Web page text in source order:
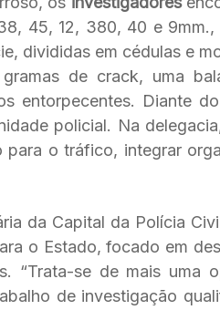
45, 12, 380, 40 e 9mm.,
divididas em cédulas e
de crack, uma
entorpecentes. Diante
policial. Na
o tráfico, integrar
da Capital da Polícia
o Estado, focado em
“Trata-se de mais uma
de investigação